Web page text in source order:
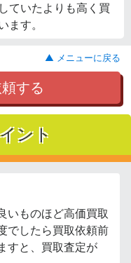
ていたよりも高く買
ます。
▲ メニューに戻る
する
ント
いものほど高価買取
でしたら買取依頼前
すと、買取査定が